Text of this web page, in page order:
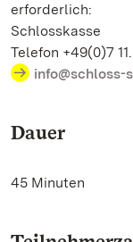
erforderlich:
Schlosskasse
Telefon +49(0)7
info@schloss-
Dauer
45 Minuten